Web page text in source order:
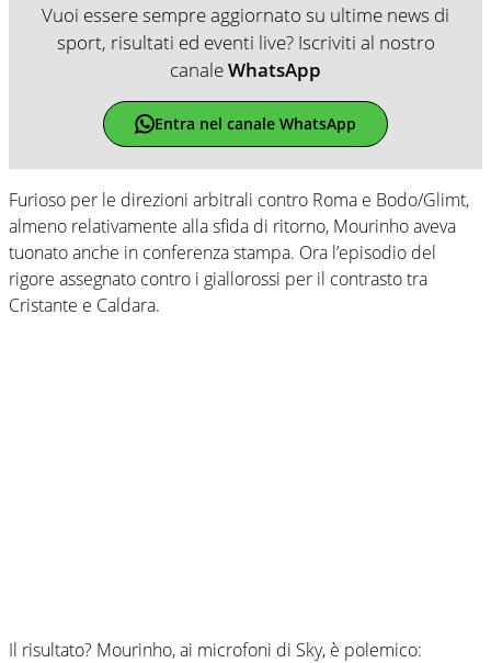
Vuoi essere sempre aggiornato su ultime news di
sport, risultati ed eventi live? Iscriviti al nostro
canaleWhatsApp
Entra nel canale WhatsApp
Furioso per le direzioni arbitrali contro Roma e Bodo/Glimt,
almeno relativamente alla sfida di ritorno, Mourinho aveva
tuonato anche in conferenza stampa. Ora l’episodio del
rigore assegnato contro i giallorossi per il contrasto tra
Cristante e Caldara.
Il risultato? Mourinho, ai microfoni di Sky, è polemico: